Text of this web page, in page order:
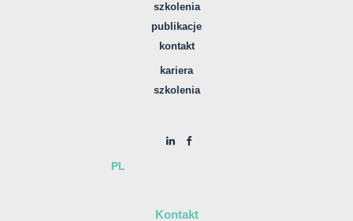
szkolenia
publikacje
kontakt
kariera
szkolenia
PL
Kontakt